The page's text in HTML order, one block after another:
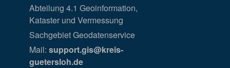
Abteilung 4.1 Geoinformation,
Kataster und Vermessung
Sachgebiet Geodatenservice
Mail: support.gis@kreis-
guetersloh.de